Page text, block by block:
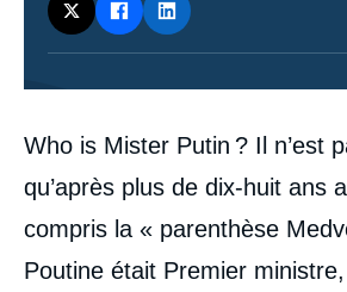
Contenu
intervention
médiatique
Who is Mister Putin ? Il n’est
qu’après plus de dix-huit ans
compris la « parenthèse
Poutine était Premier